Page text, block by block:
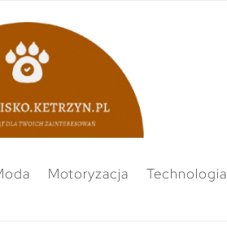
Motoryzacja Technologia